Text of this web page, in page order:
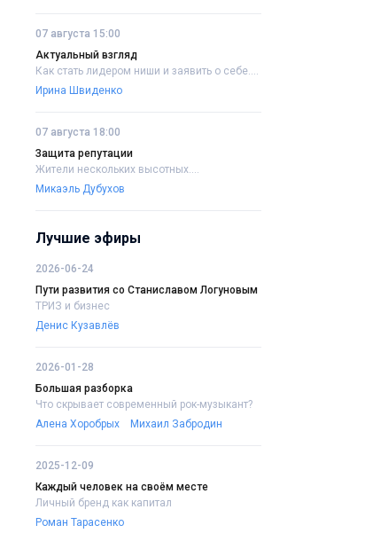
07 августа 15:00
Актуальный взгляд
Как стать лидером ниши и заявить о себе....
Ирина Швиденко
07 августа 18:00
Защита репутации
Жители нескольких высотных....
Микаэль Дубухов
Лучшие эфиры
2026-06-24
Пути развития со Станиславом Логуновым
ТРИЗ и бизнес
Денис Кузавлёв
2026-01-28
Большая разборка
Что скрывает современный рок-музыкант?
Алена Хоробрых
Михаил Забродин
2025-12-09
Каждый человек на своём месте
Личный бренд как капитал
Роман Тарасенко